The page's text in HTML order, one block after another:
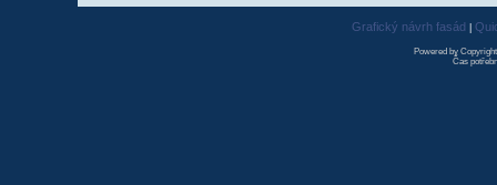
Grafický návrh fasád
Powered by
Čas